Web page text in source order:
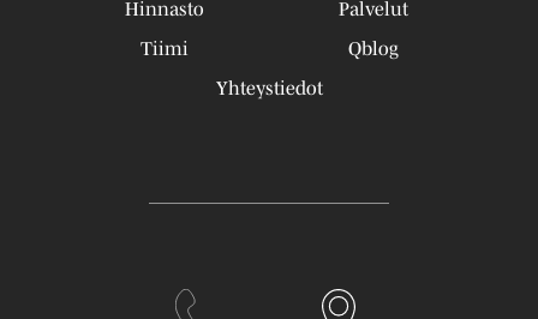
Hinnasto
Palvelut
Tiimi
Qblog
Yhteystiedot